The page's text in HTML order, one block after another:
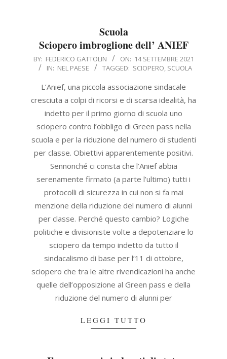
Scuola
Sciopero imbroglione dell’ ANIEF
2021-
09-
BY: FEDERICO GATTOLIN ON: 14 SETTEMBRE 2021
IN: NEL PAESE TAGGED: SCIOPERO, SCUOLA
L’Anief, una piccola associazione sindacale
cresciuta a colpi di ricorsi e di scarsa idealità, ha
indetto per il primo giorno di scuola uno
sciopero contro l’obbligo di Green pass nella
scuola e per la riduzione del numero di studenti
per classe. Obiettivi apparentemente positivi.
Sennonché ci consta che l’Anief abbia
serenamente firmato (a parte l’ultimo) tutti i
protocolli di sicurezza in cui non si fa mai
menzione della riduzione del numero di alunni
per classe. Perché questo cambio? Logiche
politiche e divisioniste volte a depotenziare lo
sciopero da tempo indetto da tutto il
sindacalismo di base per l’11 di ottobre,
sciopero che tra le altre rivendicazioni ha anche
quelle dell’opposizione al Green pass e della
riduzione del numero di alunni per
LEGGI TUTTO